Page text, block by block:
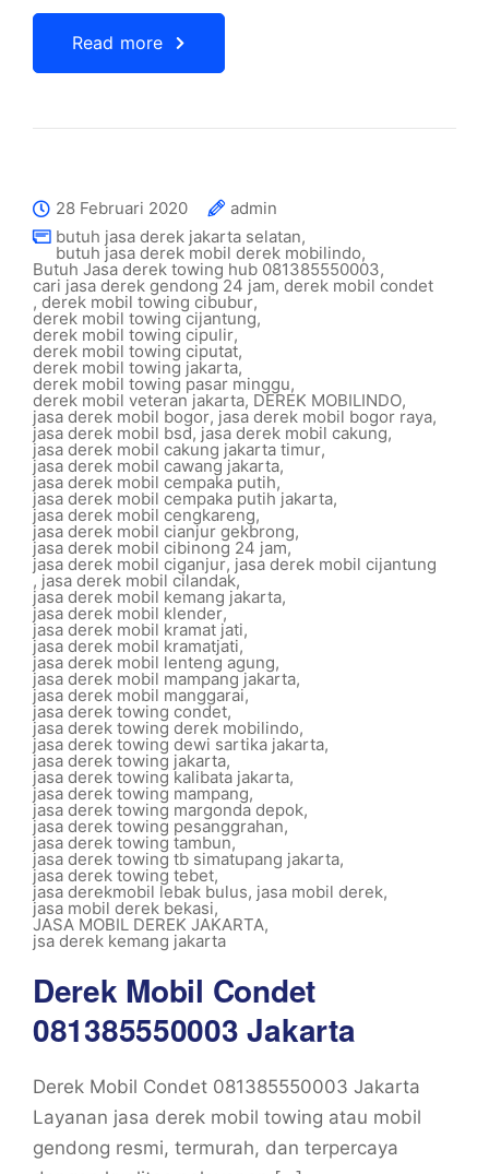
Read more
28 Februari 2020
admin
butuh jasa derek jakarta selatan,
butuh jasa derek mobil derek mobilindo,
Butuh Jasa derek towing hub 081385550003,
cari jasa derek gendong 24 jam, derek mobil condet
, derek mobil towing cibubur,
derek mobil towing cijantung,
derek mobil towing cipulir,
derek mobil towing ciputat,
derek mobil towing jakarta,
derek mobil towing pasar minggu,
derek mobil veteran jakarta, DEREK MOBILINDO,
jasa derek mobil bogor, jasa derek mobil bogor raya,
jasa derek mobil bsd, jasa derek mobil cakung,
jasa derek mobil cakung jakarta timur,
jasa derek mobil cawang jakarta,
jasa derek mobil cempaka putih,
jasa derek mobil cempaka putih jakarta,
jasa derek mobil cengkareng,
jasa derek mobil cianjur gekbrong,
jasa derek mobil cibinong 24 jam,
jasa derek mobil ciganjur, jasa derek mobil cijantung
, jasa derek mobil cilandak,
jasa derek mobil kemang jakarta,
jasa derek mobil klender,
jasa derek mobil kramat jati,
jasa derek mobil kramatjati,
jasa derek mobil lenteng agung,
jasa derek mobil mampang jakarta,
jasa derek mobil manggarai,
jasa derek towing condet,
jasa derek towing derek mobilindo,
jasa derek towing dewi sartika jakarta,
jasa derek towing jakarta,
jasa derek towing kalibata jakarta,
jasa derek towing mampang,
jasa derek towing margonda depok,
jasa derek towing pesanggrahan,
jasa derek towing tambun,
jasa derek towing tb simatupang jakarta,
jasa derek towing tebet,
jasa derekmobil lebak bulus, jasa mobil derek,
jasa mobil derek bekasi,
JASA MOBIL DEREK JAKARTA,
jsa derek kemang jakarta
Derek Mobil Condet
081385550003 Jakarta
Derek Mobil Condet 081385550003 Jakarta
Layanan jasa derek mobil towing atau mobil
gendong resmi, termurah, dan terpercaya